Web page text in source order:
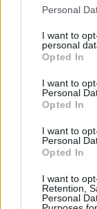
Please note
not limited to
grant or deny
use your data
consent section.
Personal
I want to
personal
Opted In
I want to
Personal
Opted In
I want to
Personal
Opted In
I want to
Retention,
Personal
EGYRE
VITAMINHIÁNY –
Erre figyelj!
SZÁLLODÁKBAN
Ez a szer
07. 31.
HAGYD
ÉS SOKKAL